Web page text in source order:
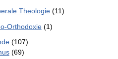
Theologie(11)
Orthodoxie(1)
(107)
(69)